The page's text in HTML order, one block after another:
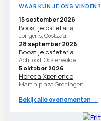
WAAR KUN JE ONS VINDEN?
15 september 2026
Boost je cafetaria
Jongens, Oostzaan
28 september 2026
Boost je cafetaria
ActiFood, Oosterwolde
5 oktober 2026
Horeca Xperience
Martiniplaza Groningen
Bekijk alle evenementen →